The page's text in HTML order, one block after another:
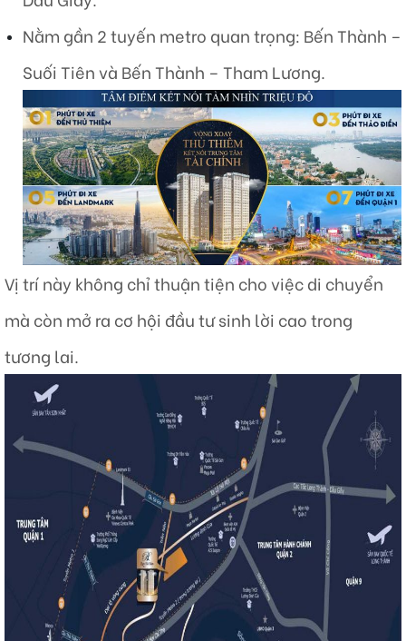
Nằm gần 2 tuyến metro quan trọng: Bến Thành –
Suối Tiên và Bến Thành – Tham Lương.
Vị trí này không chỉ thuận tiện cho việc di chuyển
mà còn mở ra cơ hội đầu tư sinh lời cao trong
tương lai.​